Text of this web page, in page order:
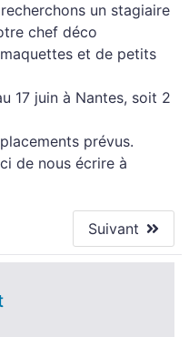
un stagiaire
chef déco
et de petits
17 juin à Nantes, soit 2
prévus.
de nous écrire à
Suivant